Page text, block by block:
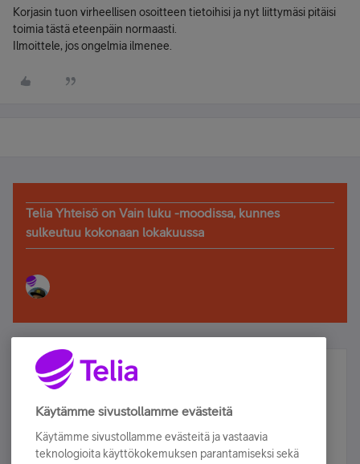
Korjasin tuon virheellisen osoitteen tietoihisi ja nyt liittymäsi pitäisi
toimia tästä eteenpäin normaasti.
Ilmoittele, jos ongelmia ilmenee.
Telia Yhteisö on Vain luku -moodissa, kunnes
sulkeutuu kokonaan lokakuussa
Älä jää paitsi – osallistu ja voita!
Tilaa Telian uutiskirje ja olet mukana arvonnassa.
sähköpostiisi.
Käytämme sivustollamme evästeitä
Käytämme sivustollamme evästeitä ja vastaavia
teknologioita käyttökokemuksen parantamiseksi sekä